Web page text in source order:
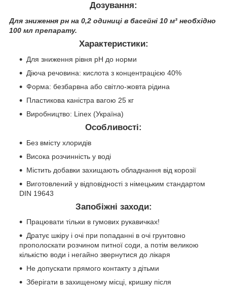
Дозування:
Для зниження рн на 0,2 одиниці в басейні 10 м³ необхідно
100 мл препарату.
Характеристики:
Для зниження рівня рН до норми
Діюча речовина: кислота з концентрацією 40%
Форма: безбарвна або світло-жовта рідина
Пластикова каністра вагою 25 кг
Виробництво: Linex (Україна)
Особливості:
Без вмісту хлоридів
Висока розчинність у воді
Містить добавки захищають обладнання від корозії
Виготовлений у відповідності з німецьким стандартом
DIN 19643
Запобіжні заходи:
Працювати тільки в гумових рукавичках!
Дратує шкіру і очі при попаданні в очі грунтовно
прополоскати розчином питної соди, а потім великою
кількістю води і негайно звернутися до лікаря
Не допускати прямого контакту з дітьми
Зберігати в захищеному місці, кришку після